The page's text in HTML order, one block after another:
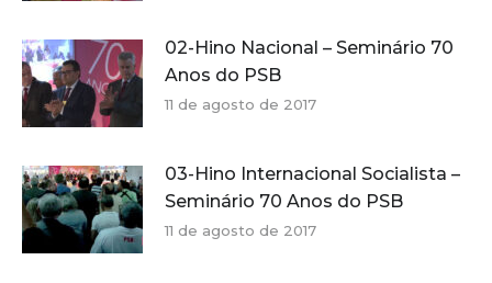
02-Hino Nacional – Seminário 70
Anos do PSB
11 de agosto de 2017
03-Hino Internacional Socialista –
Seminário 70 Anos do PSB
11 de agosto de 2017